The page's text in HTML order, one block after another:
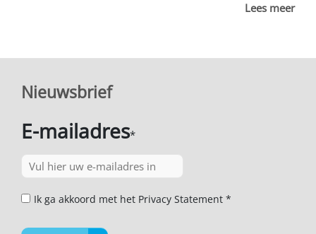
Lees meer
Nieuwsbrief
E-mailadres*
Ik ga akkoord met het Privacy Statement *